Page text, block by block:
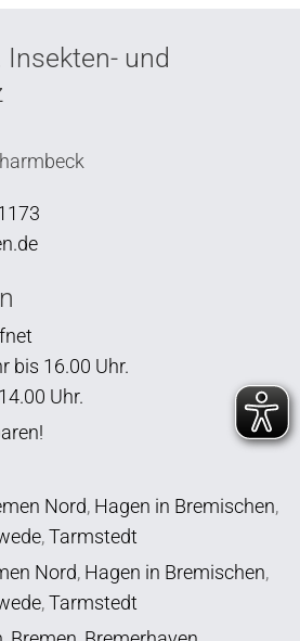
und
bis 16.00 Uhr.
Uhr.
Nord, Hagen in Bremischen,
,Tarmstedt
Nord, Hagen in Bremischen,
,Tarmstedt